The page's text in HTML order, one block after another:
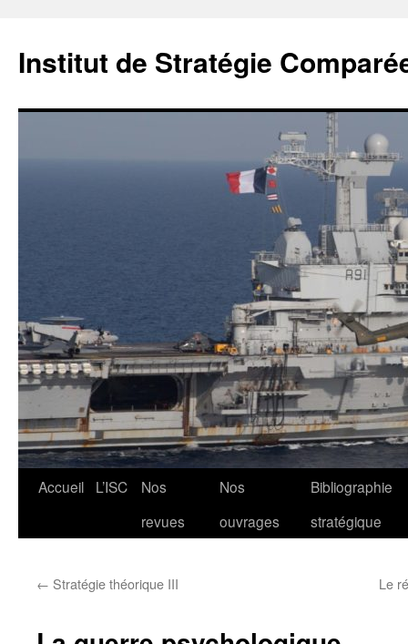
Institut de Stratégie
Aller
Accueil L’ISC
Nos
revues
Nos
ouvrages
Bibliographie
stratégique
← Stratégie théorique III Le